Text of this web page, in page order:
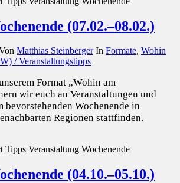
(07.02.–08.02.)
Matthias SteinbergerIn Formate, Wohin
/ Veranstaltungstipps
Format „Wohin am
wir euch an Veranstaltungen und
bevorstehenden Wochenende in
Regionen stattfinden.
(04.10.–05.10.)